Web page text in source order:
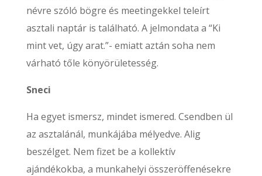
névre szóló bögre és meetingekkel teleírt
asztali naptár is található. A jelmondata a “Ki
mint vet, úgy arat.”- emiatt aztán soha nem
várható tőle könyörületesség.
Sneci
Ha egyet ismersz, mindet ismered. Csendben ül
az asztalánál, munkájába mélyedve. Alig
beszélget. Nem fizet be a kollektív
ajándékokba, a munkahelyi összeröffenésekre